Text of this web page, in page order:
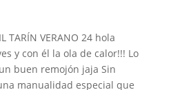
TARÍN VERANO 24 hola
y con él la ola de calor!!! Lo
buen remojón jaja Sin
manualidad especial que